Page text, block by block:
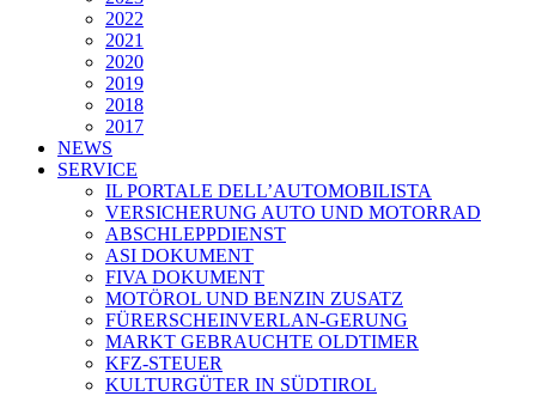
2022
2021
2020
2019
2018
2017
NEWS
SERVICE
IL PORTALE DELL’AUTOMOBILISTA
VERSICHERUNG AUTO UND MOTORRAD
ABSCHLEPPDIENST
ASI DOKUMENT
FIVA DOKUMENT
MOTÖROL UND BENZIN ZUSATZ
FÜRERSCHEINVERLAN-GERUNG
MARKT GEBRAUCHTE OLDTIMER
KFZ-STEUER
KULTURGÜTER IN SÜDTIROL